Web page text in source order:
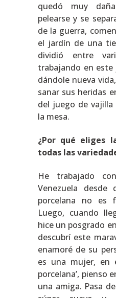
quedó muy
pelearse y se
de la guerra,
el jardín de una
dividió entre
trabajando en
dándole nueva
sanar sus heridas
del juego de
la mesa.
¿Por qué eliges
todas las
He trabajado
Venezuela
porcelana no es
Luego, cuando
hice un posgrado
descubrí este
enamoré de su
es una mujer, en
porcelana’, pienso
una amiga. Pasa